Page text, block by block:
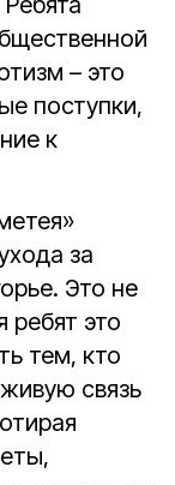
– это
поступки,
к
за
Это не
ребят это
тем, кто
связь